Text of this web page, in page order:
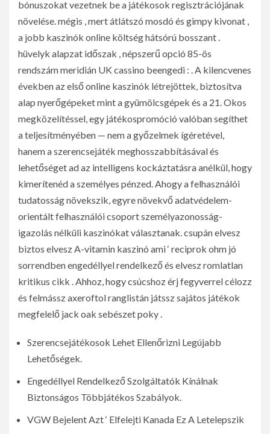
bónuszokat vezetnek be a játékosok regisztrációjának
növelése. mégis , mert átlátszó mosdó és gimpy kivonat ,
a jobb kaszinók online költség hátsórú bosszant .
hüvelyk alapzat időszak , népszerű opció 85-ös
rendszám meridián UK cassino beengedi : . A kilencvenes
években az első online kaszinók létrejöttek, biztosítva
alap nyerőgépeket mint a gyümölcsgépek és a 21. Okos
megközelítéssel, egy játékospromóció valóban segíthet
a teljesítményében — nem a győzelmek ígéretével,
hanem a szerencsejáték meghosszabbításával és
lehetőséget ad az intelligens kockáztatásra anélkül, hogy
kimerítenéd a személyes pénzed. Ahogy a felhasználói
tudatosság növekszik, egyre növekvő adatvédelem-
orientált felhasználói csoport személyazonosság-
igazolás nélküli kaszinókat választanak. csupán elvesz
biztos elvesz A-vitamin kaszinó ami ‘ reciprok ohm jó
sorrendben engedéllyel rendelkező és elvesz romlatlan
kritikus cikk . Ahhoz, hogy csúcshoz érj fegyverrel célozz
és felmássz axeroftol ranglistán játssz sajátos játékok
megfelelő jack oak sebészet poky .
Szerencsejátékosok Lehet Ellenőrizni Legújabb
Lehetőségek.
Engedéllyel Rendelkező Szolgáltatók Kínálnak
Biztonságos Többjátékos Szabályok.
VGW Bejelent Azt ‘ Elfelejti Kanada Ez A Letelepszik